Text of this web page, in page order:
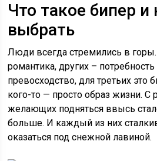
Что такое бипер и
выбрать
Люди всегда стремились в
романтика, других –
превосходство, для третьих это
кого-то — просто образ жизни. С
желающих подняться ввысь
больше. И каждый из них
оказаться под снежной лавиной.